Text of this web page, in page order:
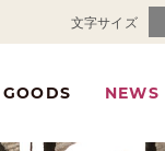
文字サイズ
GOODS NEWS